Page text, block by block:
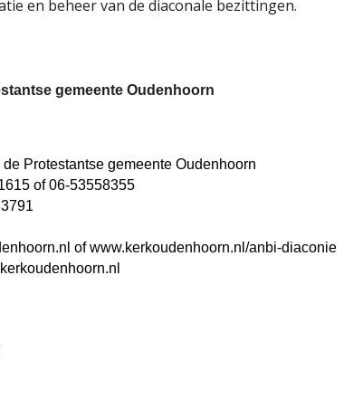
en beheer van de diaconale bezittingen.
gemeente Oudenhoorn
Protestantse gemeente Oudenhoorn
of 06-53558355
of www.kerkoudenhoorn.nl/anbi-diaconie